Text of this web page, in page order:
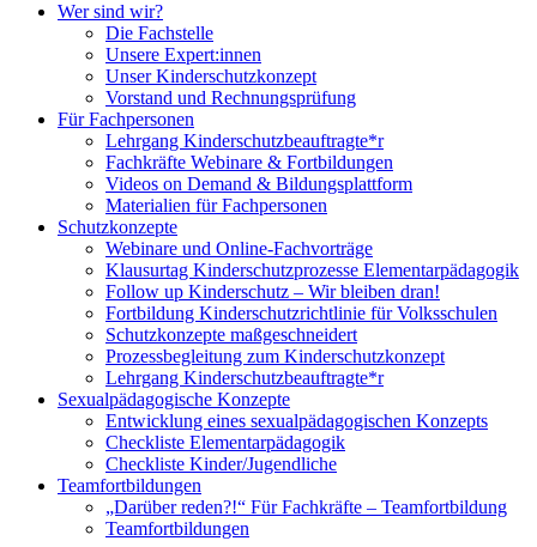
Wer sind wir?
Die Fachstelle
Unsere Expert:innen
Unser Kinderschutzkonzept
Vorstand und Rechnungsprüfung
Für Fachpersonen
Lehrgang Kinderschutzbeauftragte*r
Fachkräfte Webinare & Fortbildungen
Videos on Demand & Bildungsplattform
Materialien für Fachpersonen
Schutzkonzepte
Webinare und Online-Fachvorträge
Klausurtag Kinderschutzprozesse Elementarpädagogik
Follow up Kinderschutz – Wir bleiben dran!
Fortbildung Kinderschutzrichtlinie für Volksschulen
Schutzkonzepte maßgeschneidert
Prozessbegleitung zum Kinderschutzkonzept
Lehrgang Kinderschutzbeauftragte*r
Sexualpädagogische Konzepte
Entwicklung eines sexualpädagogischen Konzepts
Checkliste Elementarpädagogik
Checkliste Kinder/Jugendliche
Teamfortbildungen
„Darüber reden?!“ Für Fachkräfte – Teamfortbildung
Teamfortbildungen